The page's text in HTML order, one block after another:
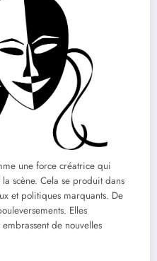
une force créatrice qui
scène. Cela se produit dans
et politiques marquants. De
Elles
de nouvelles